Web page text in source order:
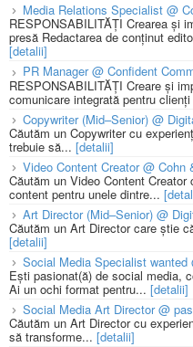
Media Relations Specialist @
RESPONSABILITĂȚI Crearea și
presă Redactarea de conținut
[detalii]
PR Manager @ Confident
RESPONSABILITĂȚI Creare și
comunicare integrată pentru
Copywriter (Mid–Senior) @
Căutăm un Copywriter cu
trebuie să... [detalii]
Video Content Creator @ Cohn
Căutăm un Video Content
content pentru unele dintre...
Art Director (Mid–Senior) @
Căutăm un Art Director care știe
[detalii]
Social Media Specialist wanted
Ești pasionat(ă) de social media,
Ai un ochi format pentru... [detalii]
Social Media Art Director @
Căutăm un Art Director cu
să transforme... [detalii]